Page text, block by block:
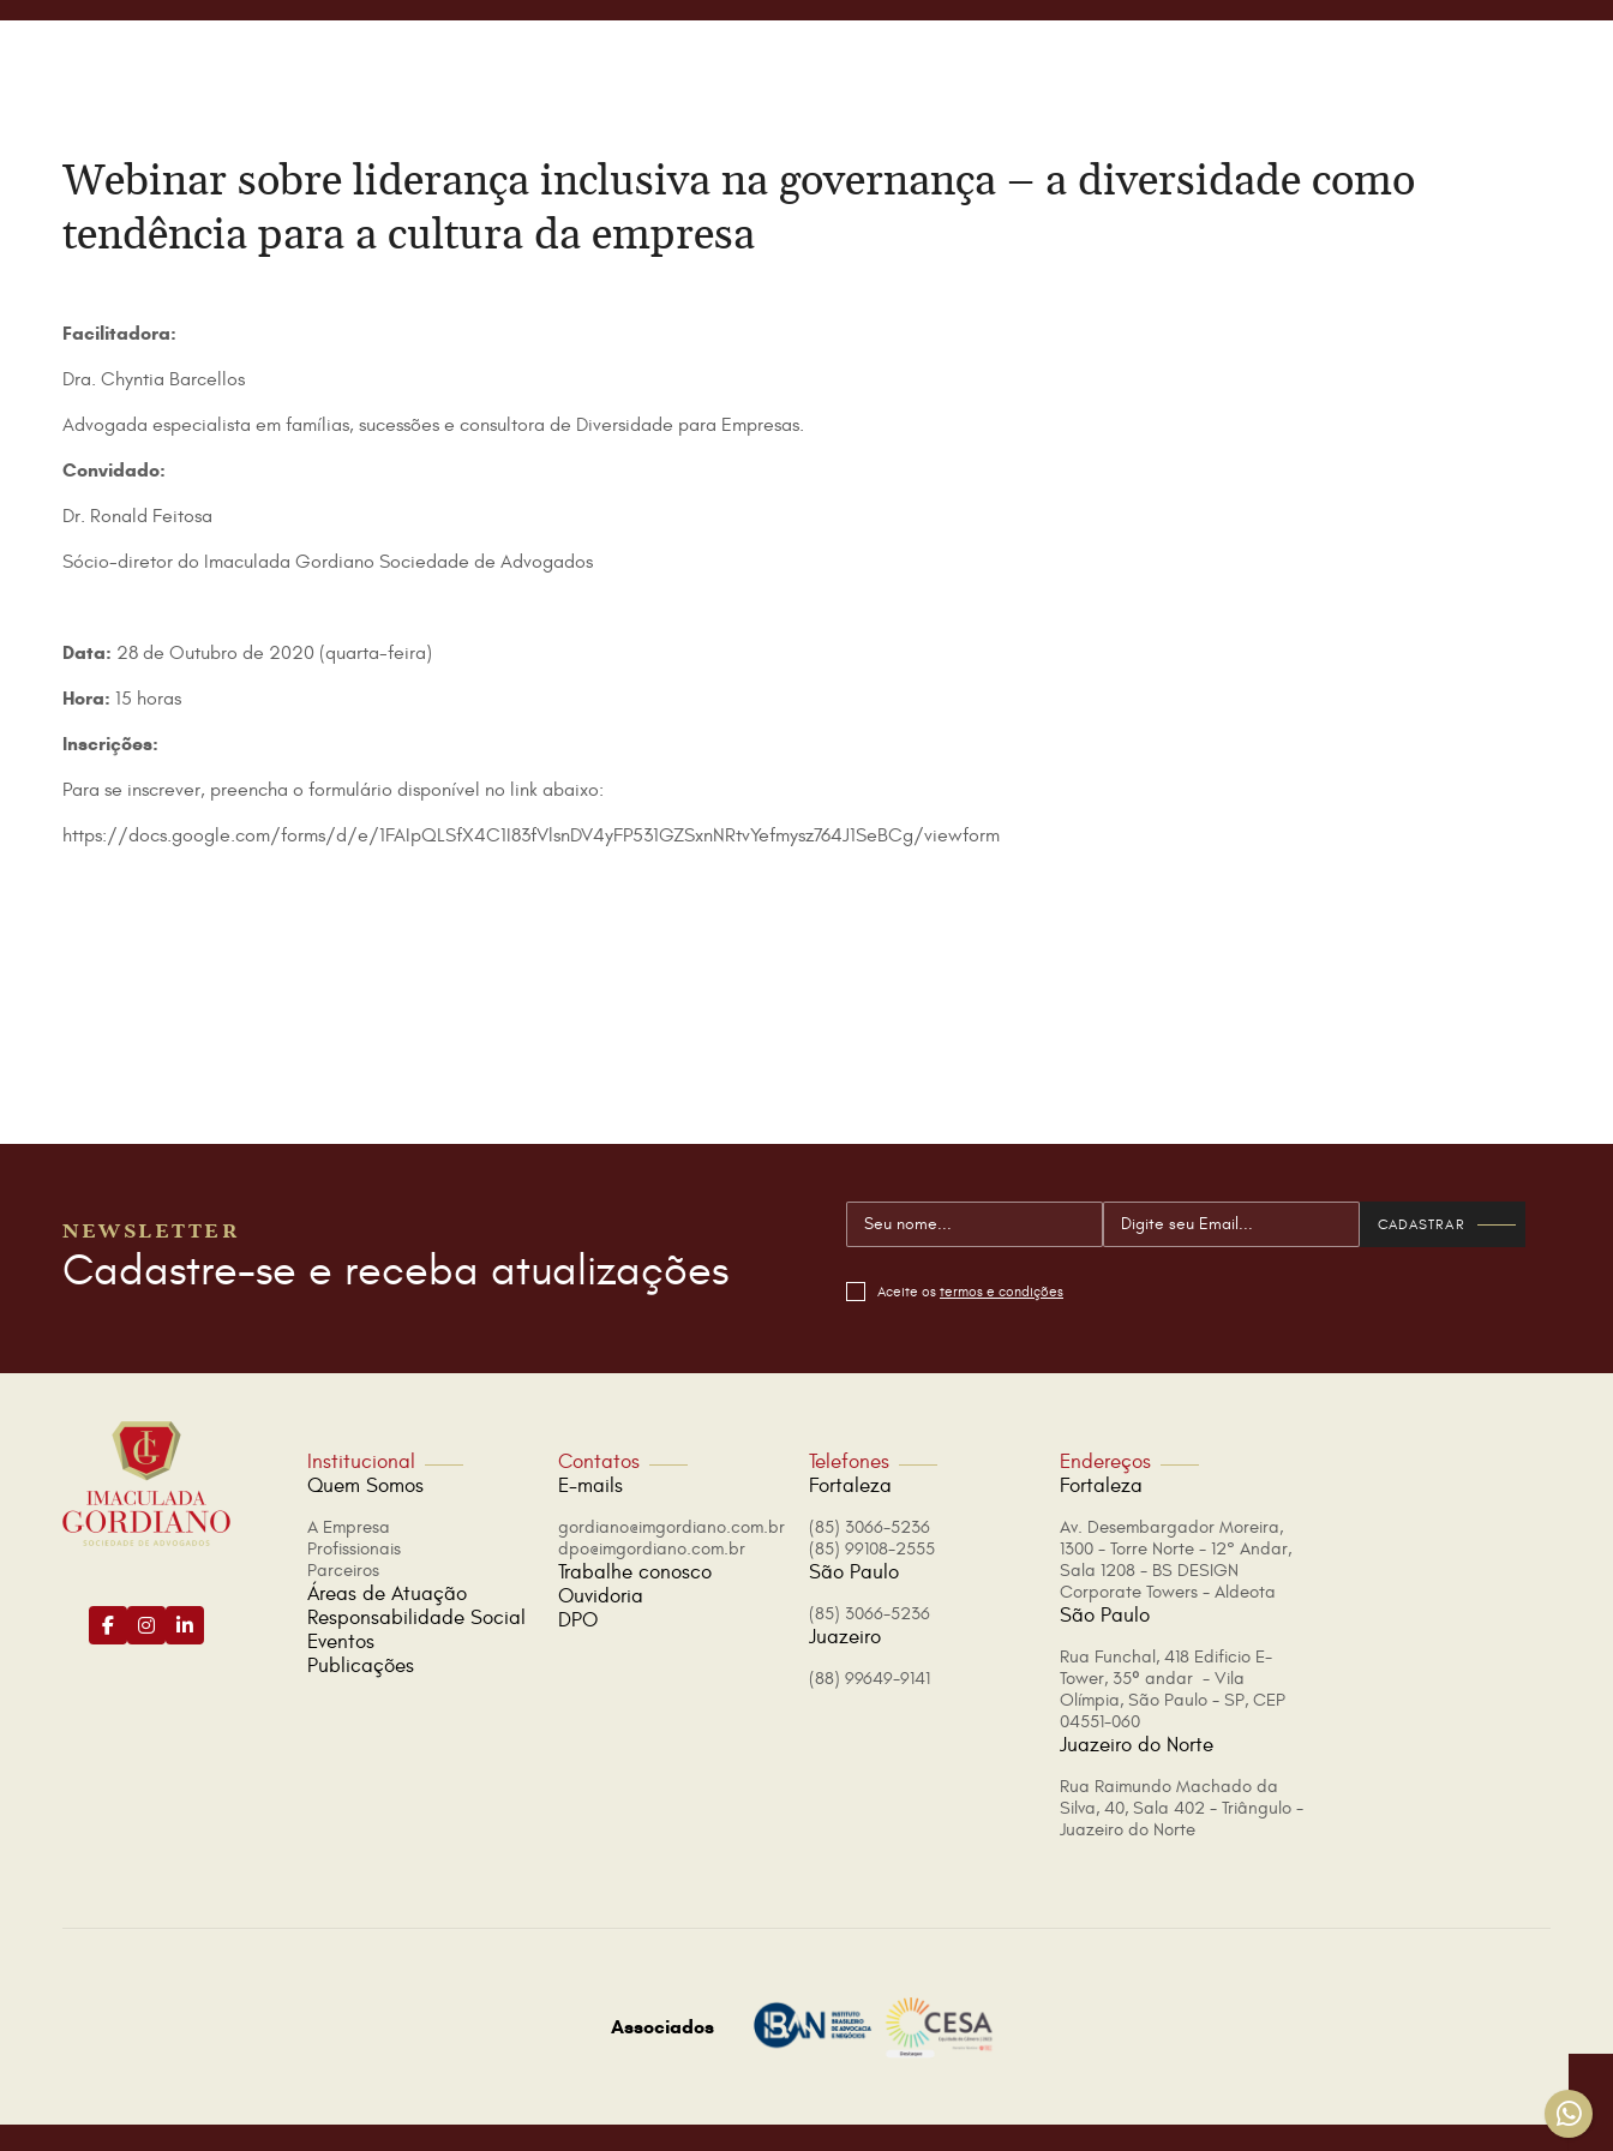
Webinar sobre liderança inclusiva na governança – a diversidade como
tendência para a cultura da empresa
Facilitadora:
Dra. Chyntia Barcellos
Advogada especialista em famílias, sucessões e consultora de Diversidade para Empresas.
Convidado:
Dr. Ronald Feitosa
Sócio-diretor do Imaculada Gordiano Sociedade de Advogados
Data: 28 de Outubro de 2020 (quarta-feira)
Hora: 15 horas
Inscrições:
Para se inscrever, preencha o formulário disponível no link abaixo:
https://docs.google.com/forms/d/e/1FAIpQLSfX4C1I83fVlsnDV4yFP531GZSxnNRtvYefmysz764J1SeBCg/viewform
NEWSLETTER
Cadastre-se e receba atualizações Aceite os termos e condições
Institucional
Quem Somos
A Empresa
Profissionais
Parceiros
Áreas de Atuação
Responsabilidade Social
Eventos
Publicações
Contatos
E-mails
gordiano@imgordiano.com.br
dpo@imgordiano.com.br
Trabalhe conosco
Ouvidoria
DPO
Telefones
Fortaleza
(85) 3066-5236
(85) 99108-2555
São Paulo
(85) 3066-5236
Juazeiro
(88) 99649-9141
Endereços
Fortaleza
Av. Desembargador Moreira,
1300 - Torre Norte - 12° Andar,
Sala 1208 - BS DESIGN
Corporate Towers - Aldeota
São Paulo
Rua Funchal, 418 Edificio E-
Tower, 35º andar - Vila
Olímpia, São Paulo - SP, CEP
04551-060
Juazeiro do Norte
Rua Raimundo Machado da
Silva, 40, Sala 402 - Triângulo -
Juazeiro do Norte
Associados